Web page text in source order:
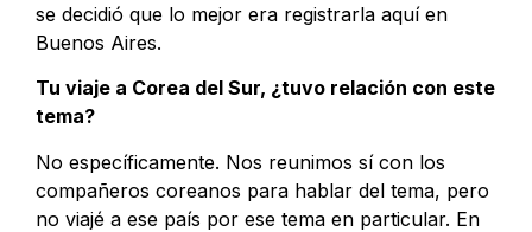
se decidió que lo mejor era registrarla aquí en
Buenos Aires.
Tu viaje a Corea del Sur, ¿tuvo relación con este
tema?
No específicamente. Nos reunimos sí con los
compañeros coreanos para hablar del tema, pero
no viajé a ese país por ese tema en particular. En